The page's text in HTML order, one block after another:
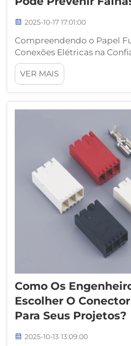
2025-10-17 17:01:00
Compreendendo o Papel
Conexões Elétricas na
Sistema. No mundo
confiabilidade dos sistemas
depende de componentes
dispositivos essenciais se...
VER MAIS
Como Os
Escolher O
Para Seus Projetos?
2025-10-13 13:09:00